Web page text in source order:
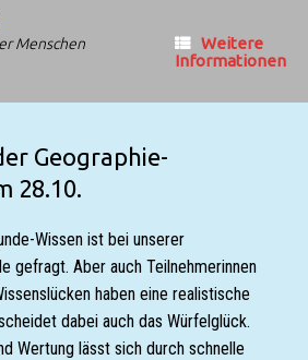
Menschen
Weitere
Informationen
Geographie-
28.10.
Wissen ist bei unserer
gefragt. Aber auch Teilnehmerinnen
haben eine realistische
dabei auch das Würfelglück.
Wertung lässt sich durch schnelle